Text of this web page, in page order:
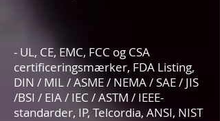
- UL, CE, EMC, FCC og CSA
certificeringsmærker, FDA Listing,
DIN / MIL / ASME / NEMA / SAE / JIS
/BSI / EIA / IEC / ASTM / IEEE-
standarder, IP, Telcordia, ANSI, NIST